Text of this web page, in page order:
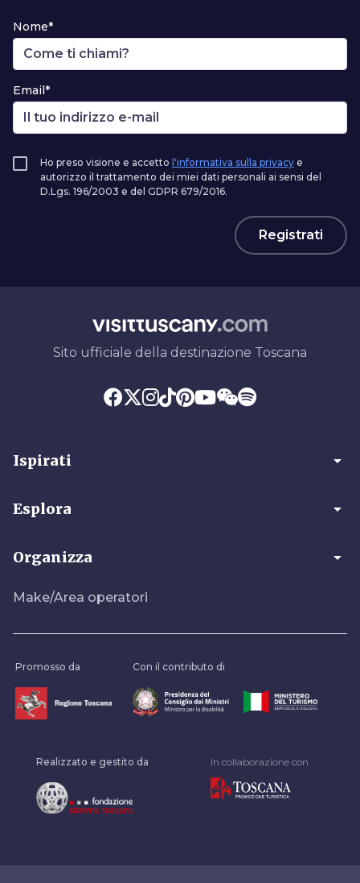
Nome*
Email*
Ho preso visione e accetto l'informativa sulla privacy e
autorizzo il trattamento dei miei dati personali ai sensi del
D.Lgs. 196/2003 e del GDPR 679/2016.
Registrati
Sito ufficiale della destinazione Toscana
Ispirati arrow_drop_down
Esplora arrow_drop_down
Organizza arrow_drop_down
Make/Area operatori
Promosso da Con il contributo di
Realizzato e gestito da In collaborazione con